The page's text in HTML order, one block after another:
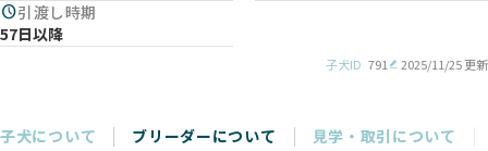
schedule引渡し時期
57日以降
子犬ID 791 2025/11/25 更新
子犬について ブリーダーについて 見学・取引について